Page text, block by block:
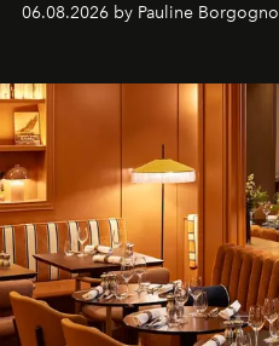
06.08.2026 by Pauline Borgogno